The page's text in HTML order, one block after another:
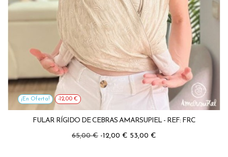
¡En Oferta! -12,00 €
FULAR RÍGIDO DE CEBRAS AMARSUPIEL - REF: FRC
Precio
65,00 € -12,00 € Precio
53,00 €